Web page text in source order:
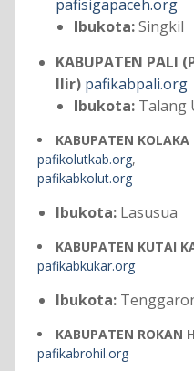
pafisigapaceh.org
Ibukota:Singkil
KABUPATEN
Ilir) pafikabpali.org
Ibukota:Talang
KABUPATEN KOLAKA
pafikolutkab.org,
pafikabkolut.org
Ibukota:Lasusua
KABUPATEN KUTAI
pafikabkukar.org
Ibukota:
KABUPATEN ROKAN
pafikabrohil.org